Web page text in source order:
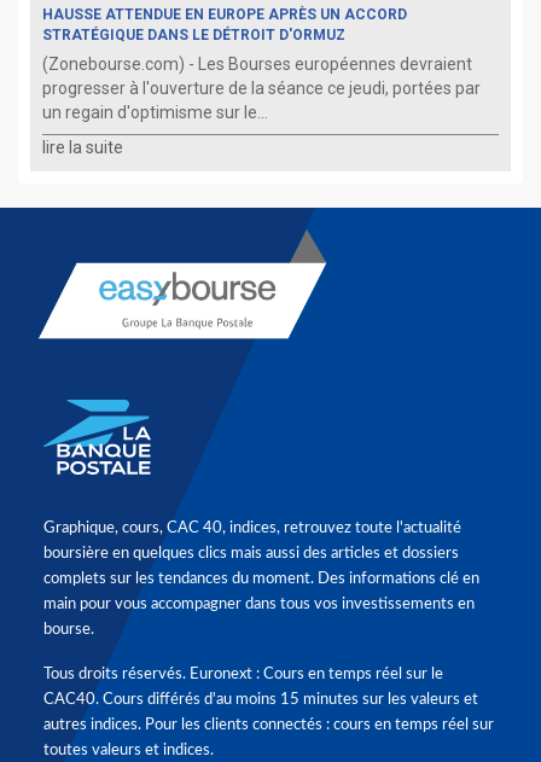
HAUSSE ATTENDUE EN EUROPE APRÈS UN ACCORD
STRATÉGIQUE DANS LE DÉTROIT D'ORMUZ
(Zonebourse.com) - Les Bourses européennes devraient
progresser à l'ouverture de la séance ce jeudi, portées par
un regain d'optimisme sur le...
lire la suite
Graphique, cours, CAC 40, indices, retrouvez toute l'actualité
boursière en quelques clics mais aussi des articles et dossiers
complets sur les tendances du moment. Des informations clé en
main pour vous accompagner dans tous vos investissements en
bourse.
Tous droits réservés. Euronext : Cours en temps réel sur le
CAC40. Cours différés d'au moins 15 minutes sur les valeurs et
autres indices. Pour les clients connectés : cours en temps réel sur
toutes valeurs et indices.